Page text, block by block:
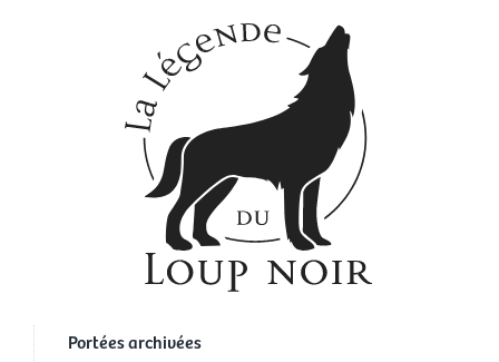
Portées archivées